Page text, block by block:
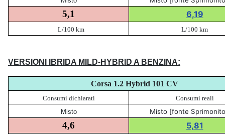
5,1 6,19
L/100 km L/100 km
VERSIONI IBRIDA MILD-HYBRID A BENZINA:
Corsa 1.2 Hybrid 101 CV
Consumi dichiarati
Consumi reali
Misto
Misto [fonte
4,6 5,81